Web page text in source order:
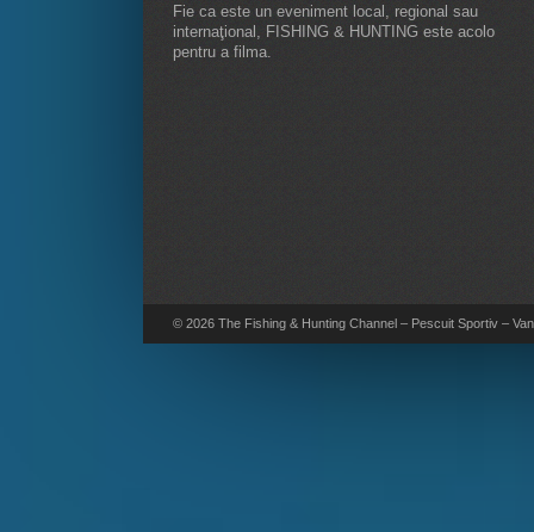
Fie ca este un eveniment local, regional sau
internaţional, FISHING & HUNTING este acolo
pentru a filma.
© 2026 The Fishing & Hunting Channel – Pescuit Sportiv –